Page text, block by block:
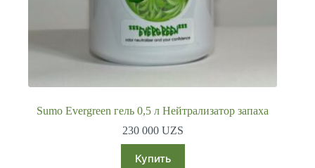
Sumo Evergreen гель 0,5 л Нейтрализатор запаха
230 000 UZS
Купить